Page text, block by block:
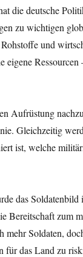
die deutsche
zu wichtigen
und
Aufrüstung
Gleichzeitig
ist, welche
das
Bereitschaft zum
Soldaten,
das Land zu